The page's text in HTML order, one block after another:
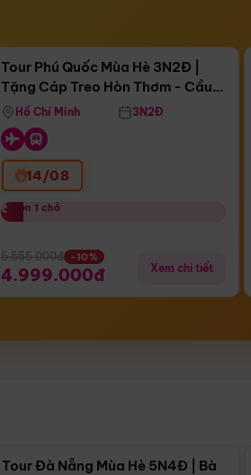
Còn05 ngày 13:41:07
Tặng Cáp Treo Hòn Thơm
Tour Phú Quốc Mùa Hè 3N2Đ |
Tặng Cáp Treo Hòn Thơm - Cầu
Hôn - Công Viên Nước Aquatopia
Hồ Chí Minh 3N2Đ
14/08
Còn 1 chỗ
Còn 1 chỗ
5.555.000đ -10%
4.999.000đ Xem chi tiết
Tour Đà Nẵng Mùa Hè 5N4Đ | Bà